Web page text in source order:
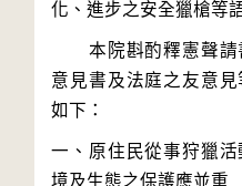
本院斟酌釋憲聲請
意見書及法庭之友意
一、原住民從事狩獵